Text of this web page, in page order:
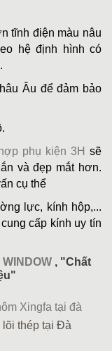
tĩnh điện màu nâu
hệ định hình có
Âu để đảm bảo
phụ kiện 3H sẽ
và đẹp mắt hơn.
cụ thể
lực, kính hộp,...
cấp kính uy tín
, "Chất
Xingfa tại đà
thép tại Đà